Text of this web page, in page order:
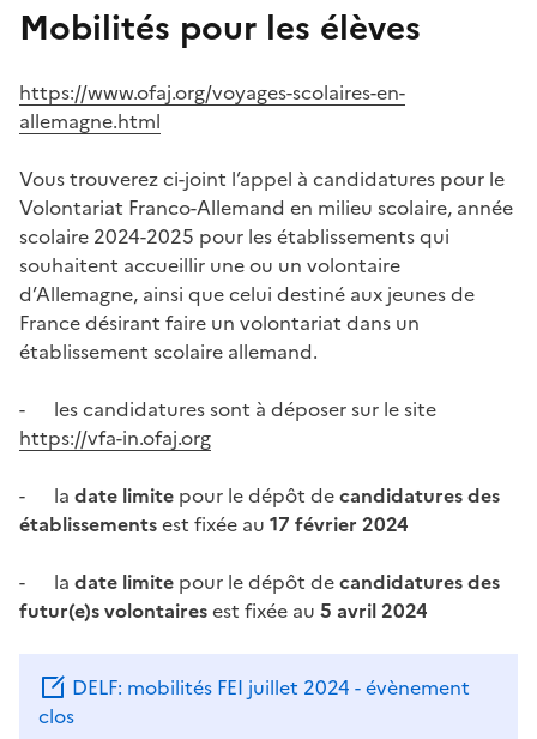
Mobilités pour les élèves
https://www.ofaj.org/voyages-scolaires-en-
allemagne.html
Vous trouverez ci-joint l’appel à candidatures pour le
Volontariat Franco-Allemand en milieu scolaire, année
scolaire 2024-2025 pour les établissements qui
souhaitent accueillir une ou un volontaire
d’Allemagne, ainsi que celui destiné aux jeunes de
France désirant faire un volontariat dans un
établissement scolaire allemand.
- les candidatures sont à déposer sur le site
https://vfa-in.ofaj.org
- la date limite pour le dépôt decandidatures des
établissementsest fixée au 17 février 2024
- la date limite pour le dépôt decandidatures des
futur(e)s volontairesest fixée au 5 avril 2024
DELF: mobilités FEI juillet 2024 - évènement
clos